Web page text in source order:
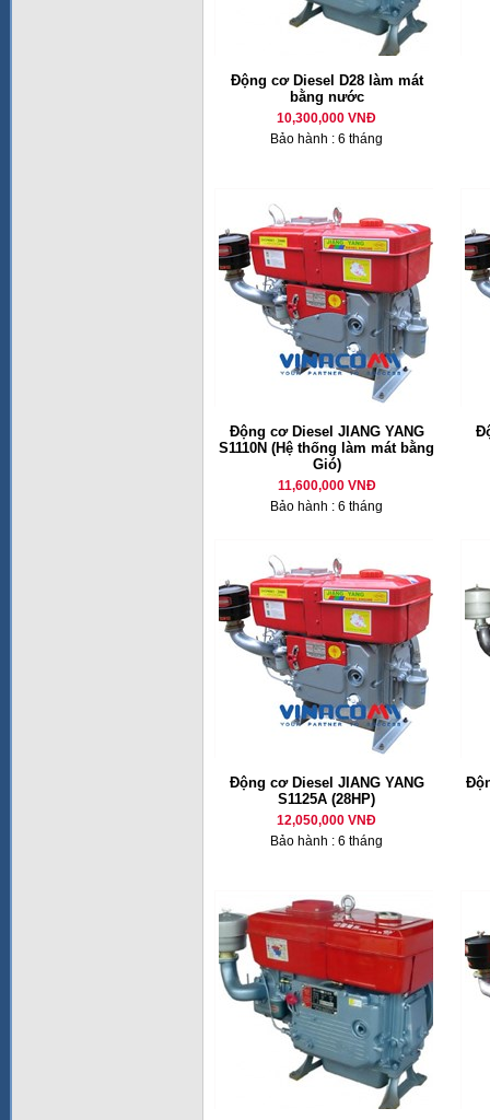
Động cơ Diesel D28 làm mát
bằng nước
10,300,000 VNĐ
Bảo hành : 6 tháng
Động cơ Diesel JIANG YANG
S1110N (Hệ thống làm mát bằng
Gió)
11,600,000 VNĐ
Bảo hành : 6 tháng
Động cơ Diesel JIANG YANG
S1125A (28HP)
12,050,000 VNĐ
Bảo hành : 6 tháng